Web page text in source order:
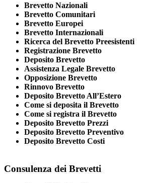
Brevetto Nazionali
Brevetto Comunitari
Brevetto Europei
Brevetto Internazionali
Ricerca del Brevetto Preesistenti
Registrazione Brevetto
Deposito Brevetto
Assistenza Legale Brevetto
Opposizione Brevetto
Rinnovo Brevetto
Deposito Brevetto All’Estero
Come si deposita il Brevetto
Come si registra il Brevetto
Deposito Brevetto Prezzi
Deposito Brevetto Preventivo
Deposito Brevetto Costi
Consulenza dei Brevetti